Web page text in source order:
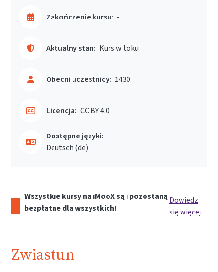
Zakończenie kursu: -
Aktualny stan: Kurs w toku
Obecni uczestnicy: 1430
Licencja: CC BY 4.0
Dostępne języki:
Deutsch ‎(de)‎
Wszystkie kursy na iMooX są i pozostaną
bezpłatne dla wszystkich!
Dowiedz
się więcej
Zwiastun